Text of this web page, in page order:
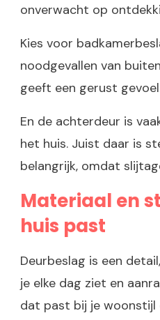
onverwacht op
Kies voor
noodgevallen van
geeft een gerust
En de achterdeur is
het huis. Juist daar is
belangrijk, omdat
Materiaal en
huis past
Deurbeslag is een
je elke dag ziet en
dat past bij je woonstijl